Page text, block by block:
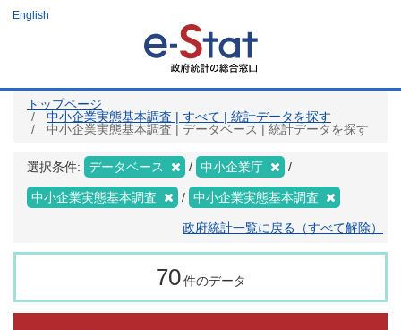
ツ
English
トップページ
中小企業実態基本調査 | すべて | 統計データを探す
中小企業実態基本調査 | データベース | 統計データを探す
選択条件: データベース 中小企業庁
中小企業実態基本調査 中小企業実態基本調査
政府統計一覧に戻る（すべて解除）
70 件のデータ